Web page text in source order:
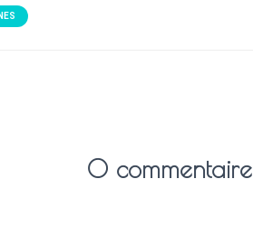
0 commentaire